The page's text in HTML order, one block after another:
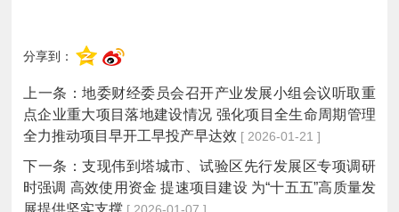
分享到：
上一条：地委财经委员会召开产业发展小组会议听取重
点企业重大项目落地建设情况 强化项目全生命周期管理
全力推动项目早开工早投产早达效 [ 2026-01-21 ]
下一条：支现伟到塔城市、试验区先行发展区专项调研
时强调 高效使用资金 提速项目建设 为“十五五”高质量发
展提供坚实支撑